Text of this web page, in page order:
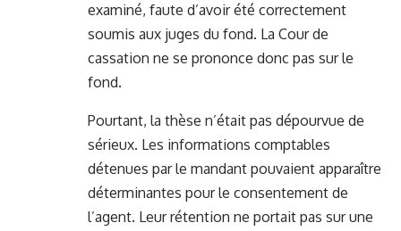
examiné, faute d’avoir été correctement
soumis aux juges du fond. La Cour de
cassation ne se prononce donc pas sur le
fond.
Pourtant, la thèse n’était pas dépourvue de
sérieux. Les informations comptables
détenues par le mandant pouvaient apparaître
déterminantes pour le consentement de
l’agent. Leur rétention ne portait pas sur une